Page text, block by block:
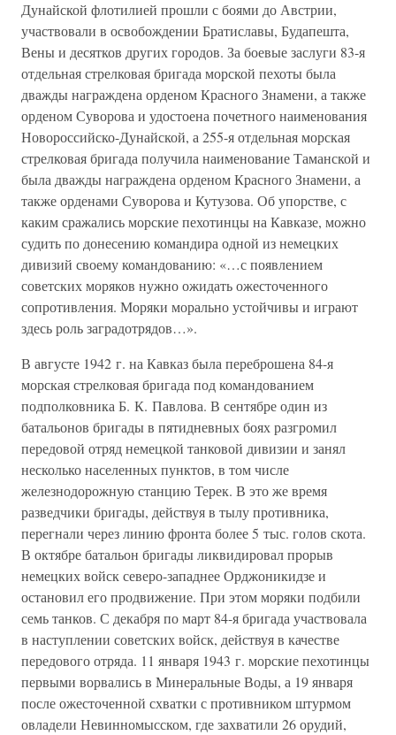
Дунайской флотилией прошли с боями до Австрии,
участвовали в освобождении Братиславы, Будапешта,
Вены и десятков других городов. За боевые заслуги 83-я
отдельная стрелковая бригада морской пехоты была
дважды награждена орденом Красного Знамени, а также
орденом Суворова и удостоена почетного наименования
Новороссийско-Дунайской, а 255-я отдельная морская
стрелковая бригада получила наименование Таманской и
была дважды награждена орденом Красного Знамени, а
также орденами Суворова и Кутузова. Об упорстве, с
каким сражались морские пехотинцы на Кавказе, можно
судить по донесению командира одной из немецких
дивизий своему командованию: «…с появлением
советских моряков нужно ожидать ожесточенного
сопротивления. Моряки морально устойчивы и играют
здесь роль заградотрядов…».
В августе 1942 г. на Кавказ была переброшена 84-я
морская стрелковая бригада под командованием
подполковника Б. К. Павлова. В сентябре один из
батальонов бригады в пятидневных боях разгромил
передовой отряд немецкой танковой дивизии и занял
несколько населенных пунктов, в том числе
железнодорожную станцию Терек. В это же время
разведчики бригады, действуя в тылу противника,
перегнали через линию фронта более 5 тыс. голов скота.
В октябре батальон бригады ликвидировал прорыв
немецких войск северо-западнее Орджоникидзе и
остановил его продвижение. При этом моряки подбили
семь танков. С декабря по март 84-я бригада участвовала
в наступлении советских войск, действуя в качестве
передового отряда. 11 января 1943 г. морские пехотинцы
первыми ворвались в Минеральные Воды, а 19 января
после ожесточенной схватки с противником штурмом
овладели Невинномысском, где захватили 26 орудий,